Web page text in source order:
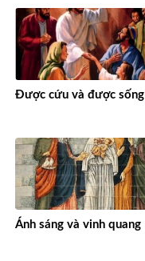
Được cứu và được sống
Ánh sáng và vinh quang